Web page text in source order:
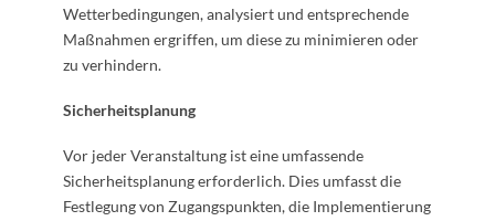
Wetterbedingungen, analysiert und entsprechende
Maßnahmen ergriffen, um diese zu minimieren oder
zu verhindern.
Sicherheitsplanung
Vor jeder Veranstaltung ist eine umfassende
Sicherheitsplanung erforderlich. Dies umfasst die
Festlegung von Zugangspunkten, die Implementierung